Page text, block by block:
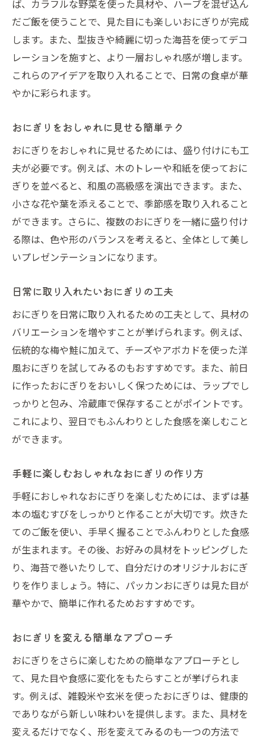
ば、カラフルな野菜を使った具材や、ハーブを混ぜ込ん
だご飯を使うことで、見た目にも楽しいおにぎりが完成
します。また、型抜きや綺麗に切った海苔を使ってデコ
レーションを施すと、より一層おしゃれ感が増します。
これらのアイデアを取り入れることで、日常の食卓が華
やかに彩られます。
おにぎりをおしゃれに見せる簡単テク
おにぎりをおしゃれに見せるためには、盛り付けにも工
夫が必要です。例えば、木のトレーや和紙を使っておに
ぎりを並べると、和風の高級感を演出できます。また、
小さな花や葉を添えることで、季節感を取り入れること
ができます。さらに、複数のおにぎりを一緒に盛り付け
る際は、色や形のバランスを考えると、全体として美し
いプレゼンテーションになります。
日常に取り入れたいおにぎりの工夫
おにぎりを日常に取り入れるための工夫として、具材の
バリエーションを増やすことが挙げられます。例えば、
伝統的な梅や鮭に加えて、チーズやアボカドを使った洋
風おにぎりを試してみるのもおすすめです。また、前日
に作ったおにぎりをおいしく保つためには、ラップでし
っかりと包み、冷蔵庫で保存することがポイントです。
これにより、翌日でもふんわりとした食感を楽しむこと
ができます。
手軽に楽しむおしゃれなおにぎりの作り方
手軽におしゃれなおにぎりを楽しむためには、まずは基
本の塩むすびをしっかりと作ることが大切です。炊きた
てのご飯を使い、手早く握ることでふんわりとした食感
が生まれます。その後、お好みの具材をトッピングした
り、海苔で巻いたりして、自分だけのオリジナルおにぎ
りを作りましょう。特に、パッカンおにぎりは見た目が
華やかで、簡単に作れるためおすすめです。
おにぎりを変える簡単なアプローチ
おにぎりをさらに楽しむための簡単なアプローチとし
て、見た目や食感に変化をもたらすことが挙げられま
す。例えば、雑穀米や玄米を使ったおにぎりは、健康的
でありながら新しい味わいを提供します。また、具材を
変えるだけでなく、形を変えてみるのも一つの方法で